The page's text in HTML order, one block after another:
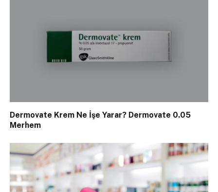
Dermovate Krem Ne İşe Yarar? Dermovate 0.05
Merhem